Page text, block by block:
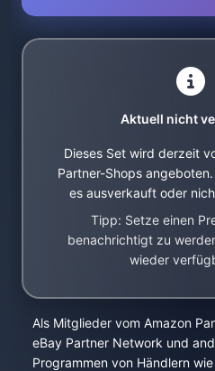
Aktuell nicht
Dieses Set wird derzeit
Partner-Shops
es ausverkauft oder
Tipp: Setze einen
benachrichtigt zu
wieder
Als Mitglieder vom Amazon
eBay Partner Network und
Programmen von Händlern